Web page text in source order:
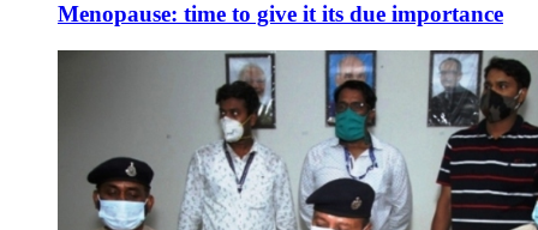
Menopause: time to give it its due importance